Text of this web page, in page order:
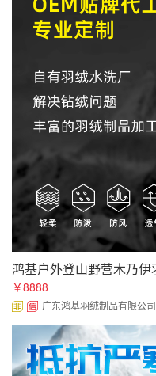
￥8888
广东鸿基羽绒制品有限公司